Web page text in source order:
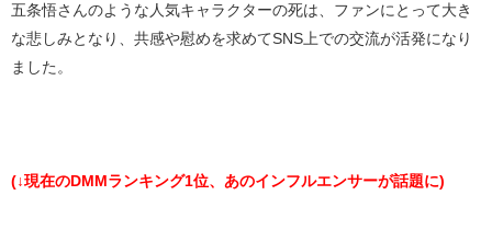
五条悟さんのような人気キャラクターの死は、ファンにとって大き
な悲しみとなり、共感や慰めを求めてSNS上での交流が活発になり
ました。
(↓現在のDMMランキング1位、あのインフルエンサーが話題に)